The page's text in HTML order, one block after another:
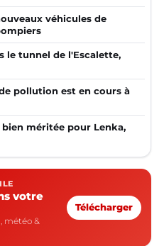
véhicules de
le tunnel de l'Escalette,
pollution est en cours à
méritée pour Lenka,
votre
météo &
Télécharger